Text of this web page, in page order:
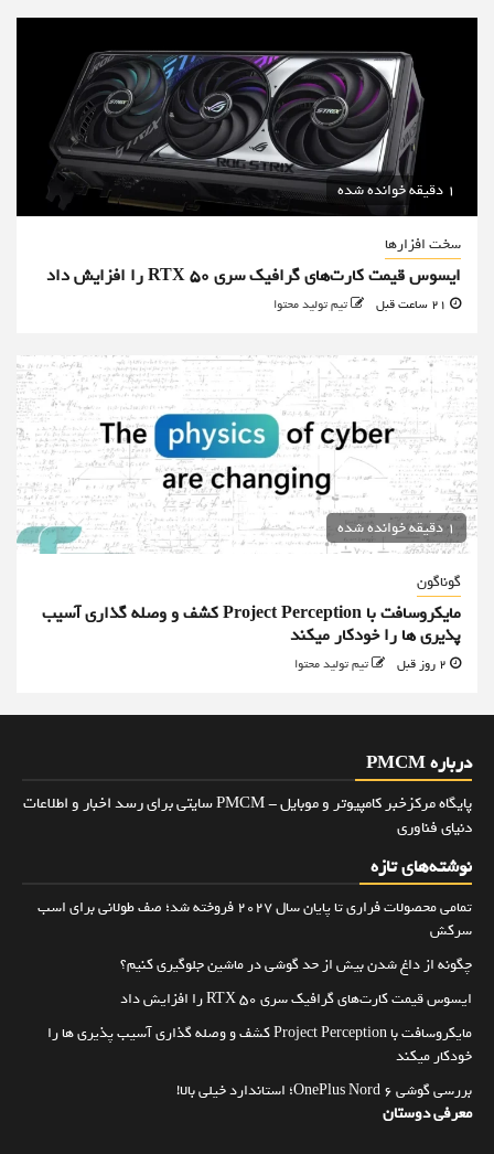
1 دقیقه خوانده شده
سخت افزارها
ایسوس قیمت کارت‌های گرافیک سری RTX 50 را افزایش داد
تیم تولید محتوا
1 دقیقه خوانده شده
گوناگون
مایکروسافت با Project Perception کشف و وصله گذاری آسیب
پذیری ها را خودکار میکند
تیم تولید محتوا
درباره PMCM
پایگاه مرکزخبر کامپیوتر و موبایل - PMCM سایتی برای رسد اخبار و اطلاعات
دنیای فناوری
نوشته‌های تازه
تمامی محصولات فراری تا پایان سال ۲۰۲۷ فروخته شد؛ صف طولانی برای اسب
سرکش
چگونه از داغ شدن بیش از حد گوشی در ماشین جلوگیری کنیم؟
ایسوس قیمت کارت‌های گرافیک سری RTX 50 را افزایش داد
مایکروسافت با Project Perception کشف و وصله گذاری آسیب پذیری ها را
خودکار میکند
بررسی گوشی OnePlus Nord 6؛ استاندارد خیلی بالا!
معرفی دوستان